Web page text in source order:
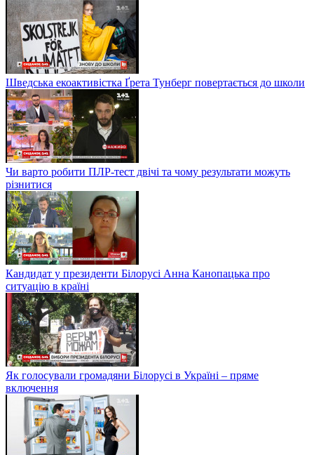
Шведська екоактивістка Ґрета Тунберг повертається до школи
Чи варто робити ПЛР-тест двічі та чому результати можуть
різнитися
Кандидат у президенти Білорусі Анна Канопацька про
ситуацію в країні
Як голосували громадяни Білорусі в Україні – пряме
включення